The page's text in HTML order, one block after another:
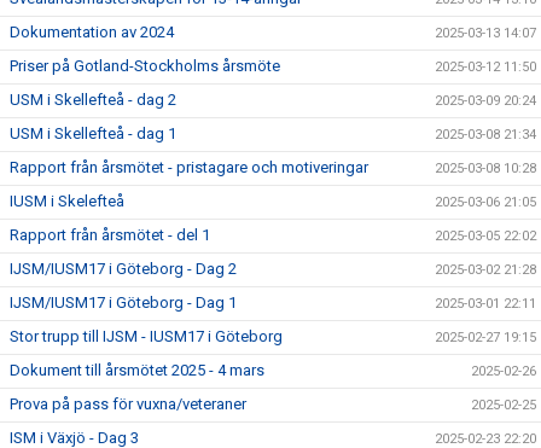
Dokumentation av 2024 2025-03-13 14:07
Priser på Gotland-Stockholms årsmöte 2025-03-12 11:50
USM i Skellefteå - dag 2 2025-03-09 20:24
USM i Skellefteå - dag 1 2025-03-08 21:34
Rapport från årsmötet - pristagare och motiveringar 2025-03-08 10:28
IUSM i Skelefteå 2025-03-06 21:05
Rapport från årsmötet - del 1 2025-03-05 22:02
IJSM/IUSM17 i Göteborg - Dag 2 2025-03-02 21:28
IJSM/IUSM17 i Göteborg - Dag 1 2025-03-01 22:11
Stor trupp till IJSM - IUSM17 i Göteborg 2025-02-27 19:15
Dokument till årsmötet 2025 - 4 mars 2025-02-26
Prova på pass för vuxna/veteraner 2025-02-25
ISM i Växjö - Dag 3 2025-02-23 22:20